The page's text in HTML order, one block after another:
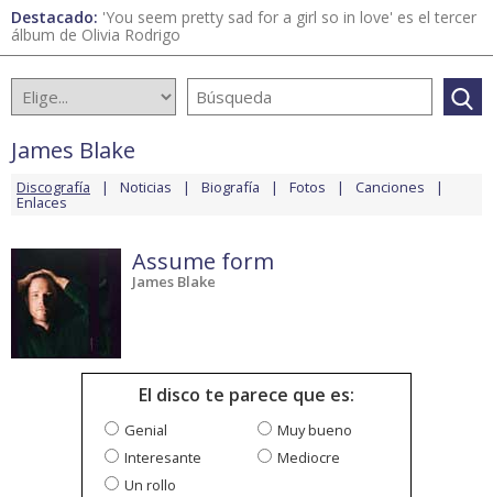
Destacado: 'You seem pretty sad for a girl so in love' es el tercer
álbum de Olivia Rodrigo
James Blake
Discografía Noticias Biografía Fotos Canciones
Enlaces
Assume form
James Blake
El disco te parece que es:
Genial
Muy bueno
Interesante
Mediocre
Un rollo